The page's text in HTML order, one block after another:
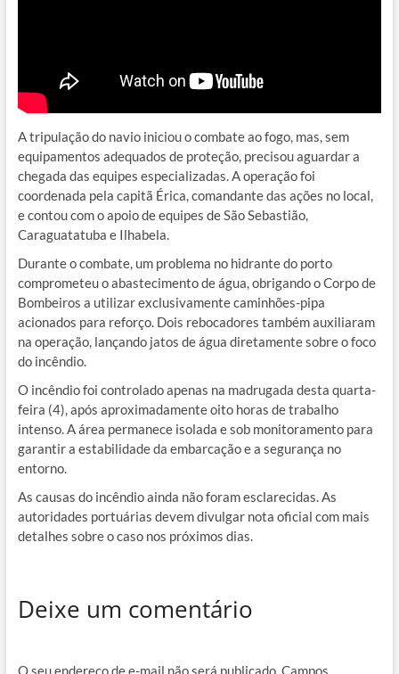
A tripulação do navio iniciou o combate ao fogo, mas, sem
equipamentos adequados de proteção, precisou aguardar a
chegada das equipes especializadas. A operação foi
coordenada pela capitã Érica, comandante das ações no local,
e contou com o apoio de equipes de São Sebastião,
Caraguatatuba e Ilhabela.
Durante o combate, um problema no hidrante do porto
comprometeu o abastecimento de água, obrigando o Corpo de
Bombeiros a utilizar exclusivamente caminhões-pipa
acionados para reforço. Dois rebocadores também auxiliaram
na operação, lançando jatos de água diretamente sobre o foco
do incêndio.
O incêndio foi controlado apenas na madrugada desta quarta-
feira (4), após aproximadamente oito horas de trabalho
intenso. A área permanece isolada e sob monitoramento para
garantir a estabilidade da embarcação e a segurança no
entorno.
As causas do incêndio ainda não foram esclarecidas. As
autoridades portuárias devem divulgar nota oficial com mais
detalhes sobre o caso nos próximos dias.
Deixe um comentário
O seu endereço de e-mail não será publicado. Campos